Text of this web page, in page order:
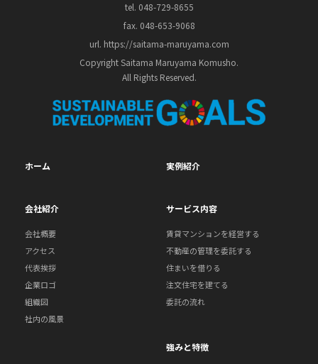
tel. 048-729-8655
fax. 048-653-9068
url. https://saitama-maruyama.com
Copyright Saitama Maruyama Komusho.
All Rights Reserved.
ホーム
会社紹介
会社概要
アクセス
代表挨拶
企業ロゴ
組織図
社内の風景
実例紹介
サービス内容
賃貸マンションを経営する
不動産の管理を委託する
住まいを借りる
注文住宅を建てる
委託の流れ
強みと特徴